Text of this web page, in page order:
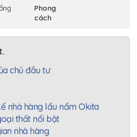
Phong
cách
chủ đầu tư
nhà hàng lẩu nấm Okita
thất nổi bật
nhà hàng